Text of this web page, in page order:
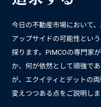
今日の不動産市場において
アップサイドの可能性とい
探ります。PIMCOの専門家
か、何が依然として頑強で
が、エクイティとデットの
変えつつある点をご説明しま